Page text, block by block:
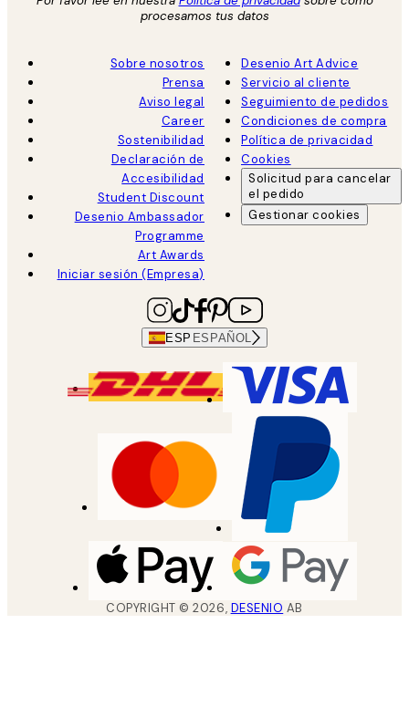
procesamos tus datos
Sobre nosotros
Prensa
Aviso legal
Career
Sostenibilidad
Declaración de
Accesibilidad
Student Discount
Desenio Ambassador
Programme
Art Awards
Iniciar sesión (Empresa)
Desenio Art Advice
Servicio al cliente
Seguimiento de pedidos
Condiciones de compra
Política de privacidad
Cookies
Solicitud para cancelar
el pedido
Gestionar cookies
ESP ESPAÑOL
COPYRIGHT ©2026, DESENIO AB